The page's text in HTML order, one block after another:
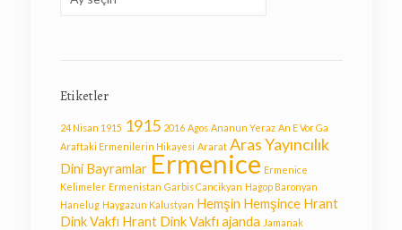
Etiketler
24 Nisan 1915 1915 2016 Agos Ananun Yeraz An E Vor Ga
Araftaki Ermenilerin Hikayesi Ararat Aras Yayıncılık
Dini Bayramlar Ermenice Ermenice
Kelimeler Ermenistan Garbis Cancikyan Hagop Baronyan
Hanelug Haygazun Kalustyan Hemşin Hemşince Hrant
Dink Vakfı Hrant Dink Vakfı ajanda Jamanak